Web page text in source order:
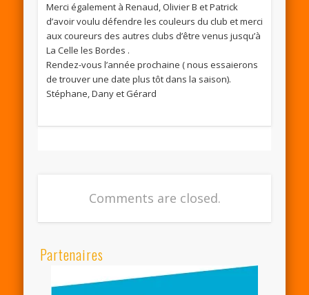
Merci également à Renaud, Olivier B et Patrick
d’avoir voulu défendre les couleurs du club et merci
aux coureurs des autres clubs d’être venus jusqu’à
La Celle les Bordes .
Rendez-vous l’année prochaine ( nous essaierons
de trouver une date plus tôt dans la saison).
Stéphane, Dany et Gérard
Comments are closed.
Partenaires